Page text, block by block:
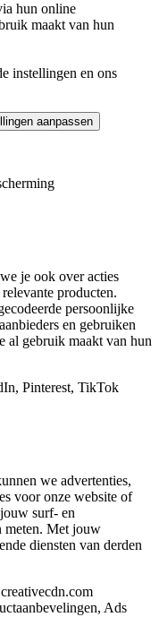
hun online
maakt van hun
instellingen en ons
aanpassen
je ook over acties
producten.
persoonlijke
en gebruiken
al gebruik maakt van hun
Pinterest, TikTok
we advertenties,
voor onze website of
surf- en
meten. Met jouw
diensten van derden
Ads